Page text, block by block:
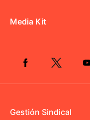
Media Kit
Gestión Sindical